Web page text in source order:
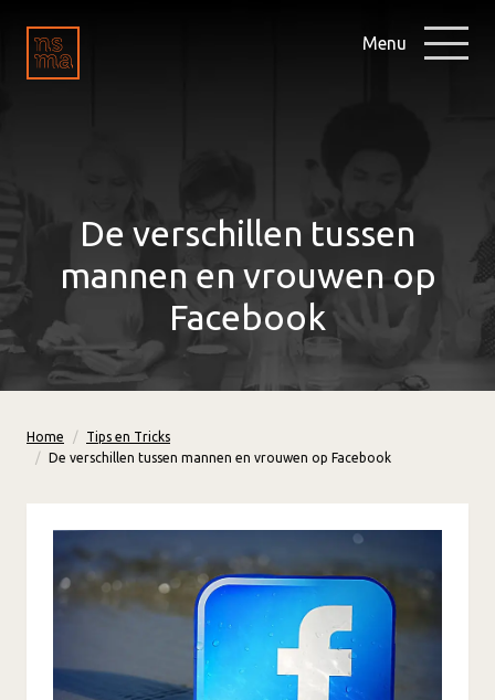
Menu
De verschillen tussen
mannen en vrouwen op
Facebook
Home
Tips en Tricks
De verschillen tussen mannen en vrouwen op Facebook